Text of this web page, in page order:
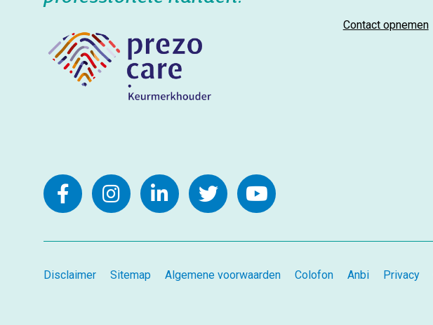
Contact opnemen
Disclaimer Sitemap Algemene voorwaarden Colofon Anbi Privacy